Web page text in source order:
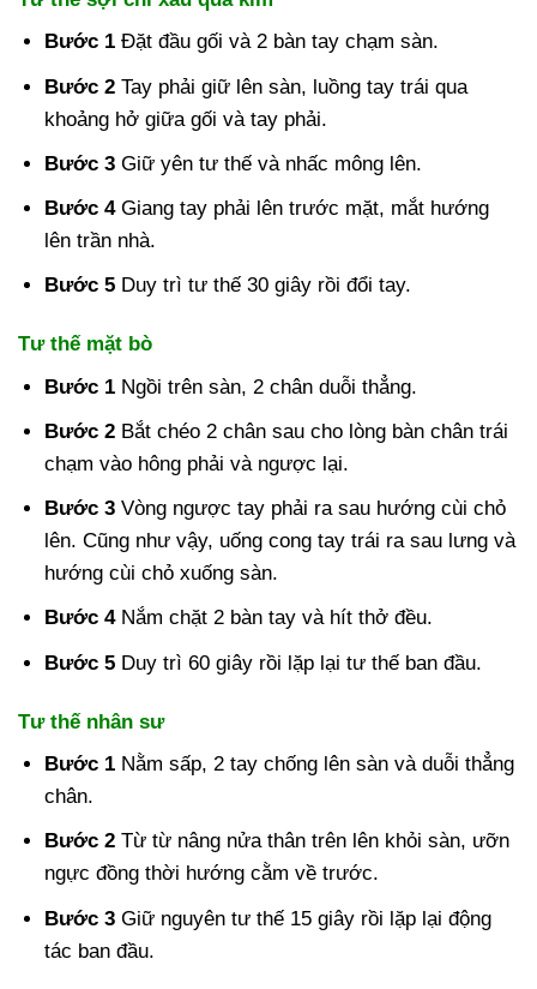
Bước 1 Đặt đầu gối và 2 bàn tay chạm sàn.
Bước 2 Tay phải giữ lên sàn, luồng tay trái qua
khoảng hở giữa gối và tay phải.
Bước 3 Giữ yên tư thế và nhấc mông lên.
Bước 4Giang tay phải lên trước mặt, mắt hướng
lên trần nhà.
Bước 5 Duy trì tư thế 30 giây rồi đổi tay.
Tư thế mặt bò
Bước 1 Ngồi trên sàn, 2 chân duỗi thẳng.
Bước 2 Bắt chéo 2 chân sau cho lòng bàn chân trái
chạm vào hông phải và ngược lại.
Bước 3 Vòng ngược tay phải ra sau hướng cùi chỏ
lên. Cũng như vậy, uống cong tay trái ra sau lưng và
hướng cùi chỏ xuống sàn.
Bước 4Nắm chặt 2 bàn tay và hít thở đều.
Bước 5 Duy trì 60 giây rồi lặp lại tư thế ban đầu.
Tư thế nhân sư
Bước 1 Nằm sấp, 2 tay chống lên sàn và duỗi thẳng
chân.
Bước 2 Từ từ nâng nửa thân trên lên khỏi sàn, ưỡn
ngực đồng thời hướng cằm về trước.
Bước 3 Giữ nguyên tư thế 15 giây rồi lặp lại động
tác ban đầu.